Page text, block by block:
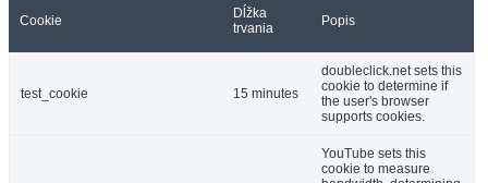
Cookie
Dĺžka
trvania
Popis
test_cookie 15 minutes
doubleclick.net sets this
cookie to determine if
the user's browser
supports cookies.
YouTube sets this
cookie to measure